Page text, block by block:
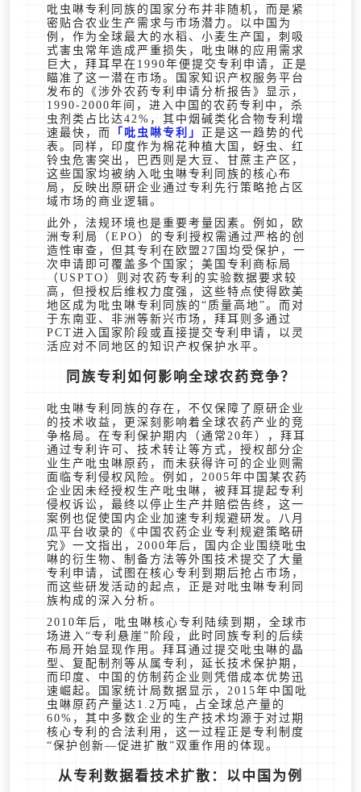
吡虫啉专利同族的国家分布并非随机，而是紧
密贴合农业生产需求与市场潜力。以中国为
例，作为全球最大的水稻、小麦生产国，刺吸
式害虫常年造成严重损失，吡虫啉的应用需求
巨大，拜耳早在1990年便提交专利申请，正是
瞄准了这一潜在市场。国家知识产权服务平台
发布的《涉外农药专利申请分析报告》显示，
1990-2000年间，进入中国的农药专利中，杀
虫剂类占比达42%，其中烟碱类化合物专利增
速最快，而
吡虫啉专利
正是这一趋势的代
表。同样，印度作为棉花种植大国，蚜虫、红
铃虫危害突出，巴西则是大豆、甘蔗主产区，
这些国家均被纳入吡虫啉专利同族的核心布
局，反映出原研企业通过专利先行策略抢占区
域市场的商业逻辑。
此外，法规环境也是重要考量因素。例如，欧
洲专利局（EPO）的专利授权需通过严格的创
造性审查，但其专利在欧盟27国均受保护，一
次申请即可覆盖多个国家；美国专利商标局
（USPTO）则对农药专利的实验数据要求较
高，但授权后维权力度强，这些特点使得欧美
地区成为吡虫啉专利同族的“质量高地”。而对
于东南亚、非洲等新兴市场，拜耳则多通过
PCT进入国家阶段或直接提交专利申请，以灵
活应对不同地区的知识产权保护水平。
同族专利如何影响全球农药竞争？
吡虫啉专利同族的存在，不仅保障了原研企业
的技术收益，更深刻影响着全球农药产业的竞
争格局。在专利保护期内（通常20年），拜耳
通过专利许可、技术转让等方式，授权部分企
业生产吡虫啉原药，而未获得许可的企业则需
面临专利侵权风险。例如，2005年中国某农药
企业因未经授权生产吡虫啉，被拜耳提起专利
侵权诉讼，最终以停止生产并赔偿告终，这一
案例也促使国内企业加速专利规避研发。八月
瓜平台收录的《中国农药企业专利规避策略研
究》一文指出，2000年后，国内企业围绕吡虫
啉的衍生物、制备方法等外围技术提交了大量
专利申请，试图在核心专利到期后抢占市场，
而这些研发活动的起点，正是对吡虫啉专利同
族构成的深入分析。
2010年后，吡虫啉核心专利陆续到期，全球市
场进入“专利悬崖”阶段，此时同族专利的后续
布局开始显现作用。拜耳通过提交吡虫啉的晶
型、复配制剂等从属专利，延长技术保护期，
而印度、中国的仿制药企业则凭借成本优势迅
速崛起。国家统计局数据显示，2015年中国吡
虫啉原药产量达1.2万吨，占全球总产量的
60%，其中多数企业的生产技术均源于对过期
核心专利的合法利用，这一过程正是专利制度
“保护创新—促进扩散”双重作用的体现。
从专利数据看技术扩散：以中国为例